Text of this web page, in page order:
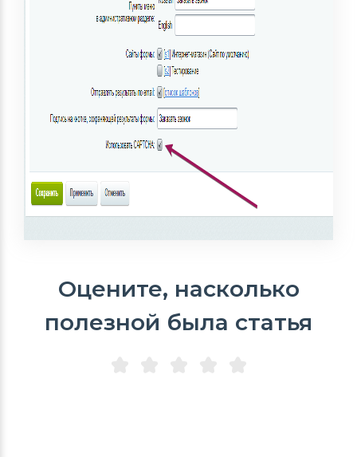
Оцените, насколько
полезной была статья